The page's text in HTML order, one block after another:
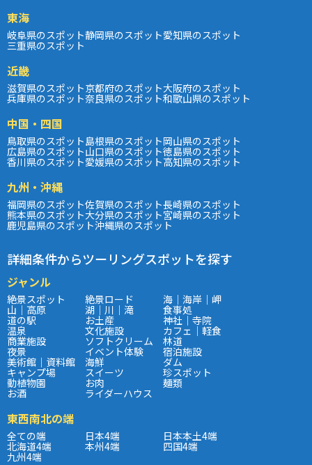
東海
岐阜県のスポット静岡県のスポット愛知県のスポット
三重県のスポット
近畿
滋賀県のスポット京都府のスポット大阪府のスポット
兵庫県のスポット奈良県のスポット和歌山県のスポット
中国・四国
鳥取県のスポット島根県のスポット岡山県のスポット
広島県のスポット山口県のスポット徳島県のスポット
香川県のスポット愛媛県のスポット高知県のスポット
九州・沖縄
福岡県のスポット佐賀県のスポット長崎県のスポット
熊本県のスポット大分県のスポット宮崎県のスポット
鹿児島県のスポット沖縄県のスポット
詳細条件からツーリングスポットを探す
ジャンル
絶景スポット 絶景ロード 海｜海岸｜岬
山｜高原 湖｜川｜滝 食事処
道の駅 お土産 神社｜寺院
温泉 文化施設 カフェ｜軽食
商業施設 ソフトクリーム 林道
夜景 イベント体験 宿泊施設
美術館｜資料館 海鮮 ダム
キャンプ場 スイーツ 珍スポット
動植物園 お肉 麺類
お酒 ライダーハウス
東西南北の端
全ての端 日本4端 日本本土4端
北海道4端 本州4端 四国4端
九州4端